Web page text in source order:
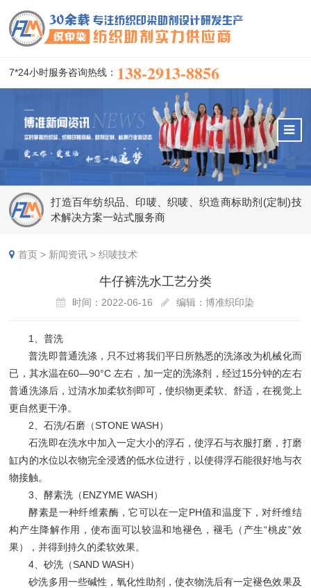
7*24小时服务咨询热线： 138-2913-8856
打造百年纺织品、印唛、织唛、织造商标助剂(定制)技
术解决方案一站式服务商
首页 > 新闻资讯 >织唛技术
牛仔裤洗水工艺分类
时间：2022-06-16 编辑：博准织印染
1、普洗
普洗即普通洗涤，只不过将我们平日所熟悉的洗涤改为机械化而
已，其水温在60—90°C 左右，加一定的洗涤剂，经过15分钟的左右
普通洗涤后，过清水加柔软剂即可，使织物更柔软、舒适，在视觉上
更自然更干净。
2、石洗/石磨（STONE WASH）
石洗即在洗水中加入一定大小的浮石，使浮石与衣服打磨，打磨
缸内的水位以衣物完全浸透的低水位进行，以使得浮石能很好地与衣
物接触。
3、酵素洗（ENZYME WASH）
酵素是一种纤维素酶，它可以在一定PH值和温度下，对纤维结
构产生降解作用，使布面可以较温和地褪色，褪毛（产生“桃皮”效
果），并得到持久的柔软效果。
4、砂洗（SAND WASH）
砂洗多用一些碱性，氧化性助剂，使衣物洗后有一定褪色效果及